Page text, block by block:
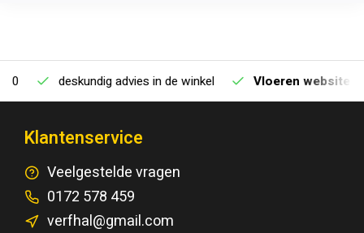
deskundig advies in de winkel Vloeren website
Klantenservice
Veelgestelde vragen
0172 578 459
verfhal@gmail.com